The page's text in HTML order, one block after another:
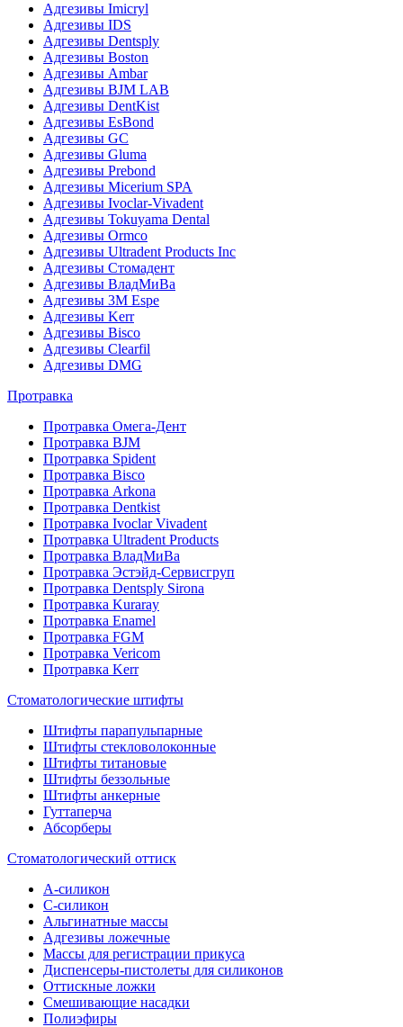
Адгезивы Imicryl
Адгезивы IDS
Адгезивы Dentsply
Адгезивы Boston
Адгезивы Ambar
Адгезивы BJM LAB
Адгезивы DentKist
Адгезивы EsBond
Адгезивы GC
Адгезивы Gluma
Адгезивы Prebond
Адгезивы Micerium SPA
Адгезивы Ivoclar-Vivadent
Адгезивы Tokuyama Dental
Адгезивы Ormco
Адгезивы Ultradent Products Inc
Адгезивы Стомадент
Адгезивы ВладМиВа
Адгезивы 3M Espe
Адгезивы Kerr
Адгезивы Bisco
Адгезивы Clearfil
Адгезивы DMG
Протравка
Протравка Омега-Дент
Протравка BJM
Протравка Spident
Протравка Bisco
Протравка Arkona
Протравка Dentkist
Протравка Ivoclar Vivadent
Протравка Ultradent Products
Протравка ВладМиВа
Протравка Эстэйд-Сервисгруп
Протравка Dentsply Sirona
Протравка Kuraray
Протравка Enamel
Протравка FGM
Протравка Vericom
Протравка Kerr
Стоматологические штифты
Штифты парапульпарные
Штифты стекловолоконные
Штифты титановые
Штифты беззольные
Штифты анкерные
Гуттаперча
Абсорберы
Стоматологический оттиск
А-силикон
C-силикон
Альгинатные массы
Адгезивы ложечные
Массы для регистрации прикуса
Диспенсеры-пистолеты для силиконов
Оттискные ложки
Смешивающие насадки
Полиэфиры